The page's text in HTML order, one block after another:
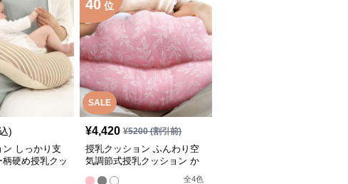
)
しっかり支
柄硬め授乳クッ
SALE
40 位
¥4,420 ¥5200(割引前)
授乳クッション ふんわり空
気調節式授乳クッション か
全4色